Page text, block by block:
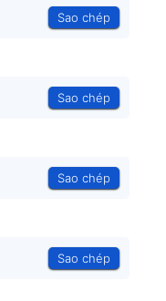
Sao chép
Sao chép
Sao chép
Sao chép